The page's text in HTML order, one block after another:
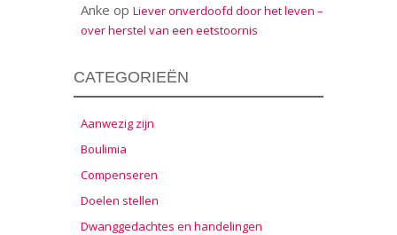
Anke op Liever onverdoofd door het leven –
over herstel van een eetstoornis
CATEGORIEËN
Aanwezig zijn
Boulimia
Compenseren
Doelen stellen
Dwanggedachtes en handelingen